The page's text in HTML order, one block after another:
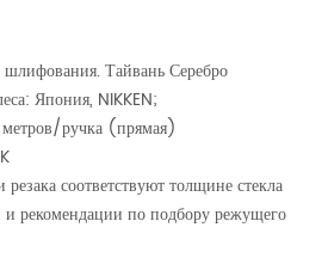
Тайвань Серебро
Япония, NIKKEN;
ручка (прямая)
резака соответствуют толщине стекла
и рекомендации по подбору режущего